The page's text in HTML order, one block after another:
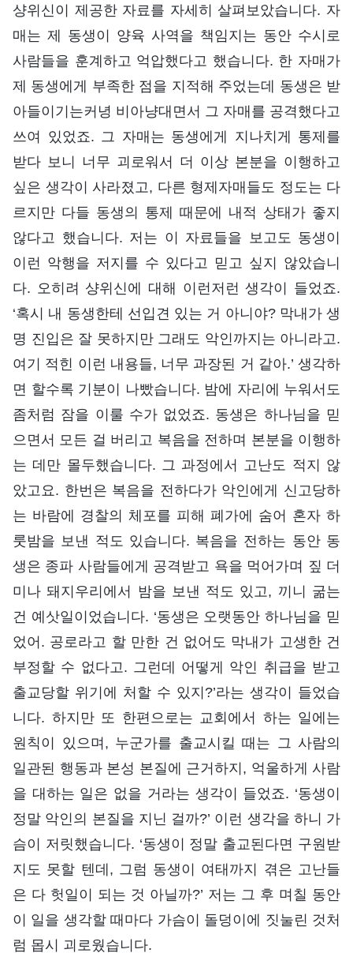
샹위신이 제공한 자료를 자세히 살펴보았습니다. 자
매는 제 동생이 양육 사역을 책임지는 동안 수시로
사람들을 훈계하고 억압했다고 했습니다. 한 자매가
제 동생에게 부족한 점을 지적해 주었는데 동생은 받
아들이기는커녕 비아냥대면서 그 자매를 공격했다고
쓰여 있었죠. 그 자매는 동생에게 지나치게 통제를
받다 보니 너무 괴로워서 더 이상 본분을 이행하고
싶은 생각이 사라졌고, 다른 형제자매들도 정도는 다
르지만 다들 동생의 통제 때문에 내적 상태가 좋지
않다고 했습니다. 저는 이 자료들을 보고도 동생이
이런 악행을 저지를 수 있다고 믿고 싶지 않았습니
다. 오히려 샹위신에 대해 이런저런 생각이 들었죠.
‘혹시 내 동생한테 선입견 있는 거 아니야? 막내가 생
명 진입은 잘 못하지만 그래도 악인까지는 아니라고.
여기 적힌 이런 내용들, 너무 과장된 거 같아.’ 생각하
면 할수록 기분이 나빴습니다. 밤에 자리에 누워서도
좀처럼 잠을 이룰 수가 없었죠. 동생은 하나님을 믿
으면서 모든 걸 버리고 복음을 전하며 본분을 이행하
는 데만 몰두했습니다. 그 과정에서 고난도 적지 않
았고요. 한번은 복음을 전하다가 악인에게 신고당하
는 바람에 경찰의 체포를 피해 폐가에 숨어 혼자 하
룻밤을 보낸 적도 있습니다. 복음을 전하는 동안 동
생은 종파 사람들에게 공격받고 욕을 먹어가며 짚 더
미나 돼지우리에서 밤을 보낸 적도 있고, 끼니 굶는
건 예삿일이었습니다. ‘동생은 오랫동안 하나님을 믿
었어. 공로라고 할 만한 건 없어도 막내가 고생한 건
부정할 수 없다고. 그런데 어떻게 악인 취급을 받고
출교당할 위기에 처할 수 있지?’라는 생각이 들었습
니다. 하지만 또 한편으로는 교회에서 하는 일에는
원칙이 있으며, 누군가를 출교시킬 때는 그 사람의
일관된 행동과 본성 본질에 근거하지, 억울하게 사람
을 대하는 일은 없을 거라는 생각이 들었죠. ‘동생이
정말 악인의 본질을 지닌 걸까?’ 이런 생각을 하니 가
슴이 저릿했습니다. ‘동생이 정말 출교된다면 구원받
지도 못할 텐데, 그럼 동생이 여태까지 겪은 고난들
은 다 헛일이 되는 것 아닐까?’ 저는 그 후 며칠 동안
이 일을 생각할 때마다 가슴이 돌덩이에 짓눌린 것처
럼 몹시 괴로웠습니다.